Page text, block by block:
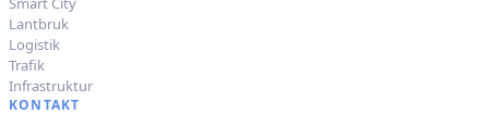
Lantbruk
Logistik
Trafik
Infrastruktur
KONTAKT